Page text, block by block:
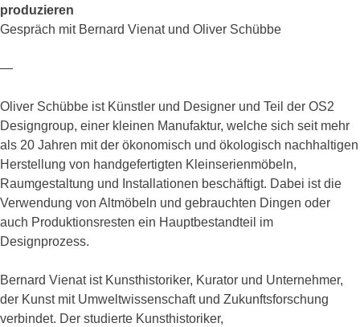
produzieren
Gespräch mit Bernard Vienat und Oliver Schübbe
—
Oliver Schübbe ist Künstler und Designer und Teil der OS2
Designgroup, einer kleinen Manufaktur, welche sich seit mehr
als 20 Jahren mit der ökonomisch und ökologisch nachhaltigen
Herstellung von handgefertigten Kleinserienmöbeln,
Raumgestaltung und Installationen beschäftigt. Dabei ist die
Verwendung von Altmöbeln und gebrauchten Dingen oder
auch Produktionsresten ein Hauptbestandteil im
Designprozess.
Bernard Vienat ist Kunsthistoriker, Kurator und Unternehmer,
der Kunst mit Umweltwissenschaft und Zukunftsforschung
verbindet. Der studierte Kunsthistoriker,